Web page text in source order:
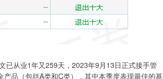
已从业1年又259天，2023年9月13日正式接手管
品（包括A类和C类），其中本季度表现最佳的基